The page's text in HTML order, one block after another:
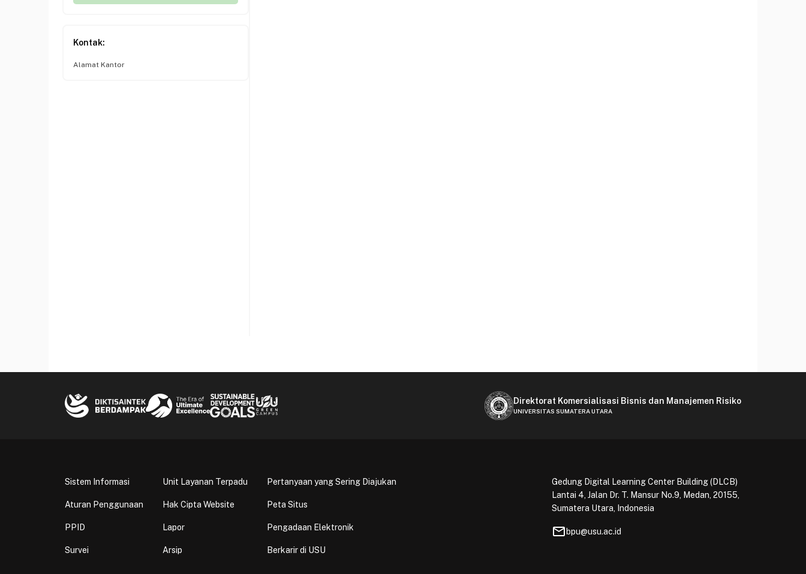
Kontak:
Alamat Kantor
Direktorat Komersialisasi Bisnis dan Manajemen Risiko
UNIVERSITAS SUMATERA UTARA
Sistem Informasi Unit Layanan Terpadu Pertanyaan yang Sering Diajukan
Aturan Penggunaan Hak Cipta Website Peta Situs
PPID Lapor Pengadaan Elektronik
Survei Arsip Berkarir di USU
Gedung Digital Learning Center Building (DLCB)
Lantai 4, Jalan Dr. T. Mansur No.9, Medan, 20155,
Sumatera Utara, Indonesia
mailbpu@usu.ac.id